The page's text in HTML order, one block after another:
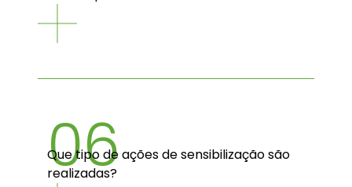
06
Que tipo de ações de sensibilização são
realizadas?